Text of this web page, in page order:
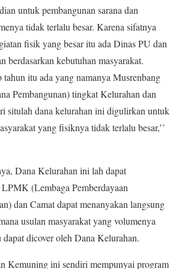
untuk pembangunan sarana dan
tidak terlalu besar. Karena sifatnya
fisik yang besar itu ada Dinas PU dan
berdasarkan kebutuhan masyarakat.
tahun itu ada yang namanya Musrenbang
Pembangunan) tingkat Kelurahan dan
situlah dana kelurahan ini digulirkan untuk
yang fisiknya tidak terlalu besar,’’
Dana Kelurahan ini lah dapat
LPMK (Lembaga Pemberdayaan
dan Camat dapat menanyakan langsung
usulan masyarakat yang volumenya
dicover oleh Dana Kelurahan.
Kemuning ini sendiri mempunyai program